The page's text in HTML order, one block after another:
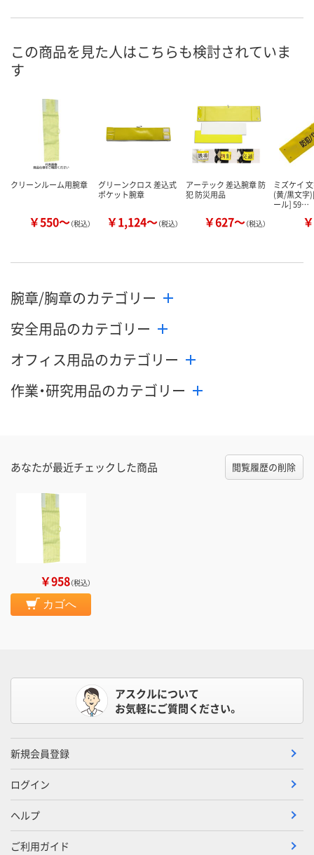
カゴへ
この商品を見た人はこちらも検討されていま
す
クリーンルーム用腕章
￥550～（税込）
グリーンクロス 差込式
ポケット腕章
￥1,124～（税込）
アーテック 差込腕章 防
犯 防災用品
￥627～（税込）
ミズケイ
(黄/黒文字
ール] 59…
腕章/胸章のカテゴリー
安全用品のカテゴリー
オフィス用品のカテゴリー
作業・研究用品のカテゴリー
あなたが最近チェックした商品 閲覧履歴の削除
￥958（税込）
カゴへ
アスクルについて
お気軽にご質問ください。
新規会員登録
ログイン
ヘルプ
ご利用ガイド